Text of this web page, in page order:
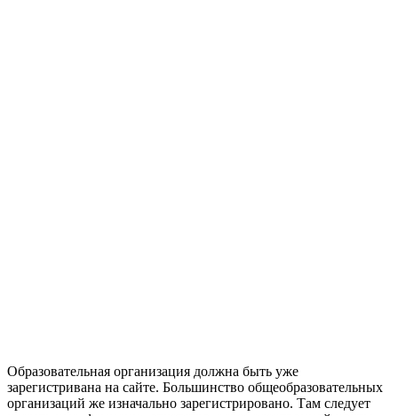
Образовательная организация должна быть уже
зарегистривана на сайте. Большинство общеобразовательных
организаций же изначально зарегистрировано. Там следует